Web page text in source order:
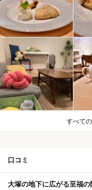
すべて
口コミ
大塚の地下に広がる至福